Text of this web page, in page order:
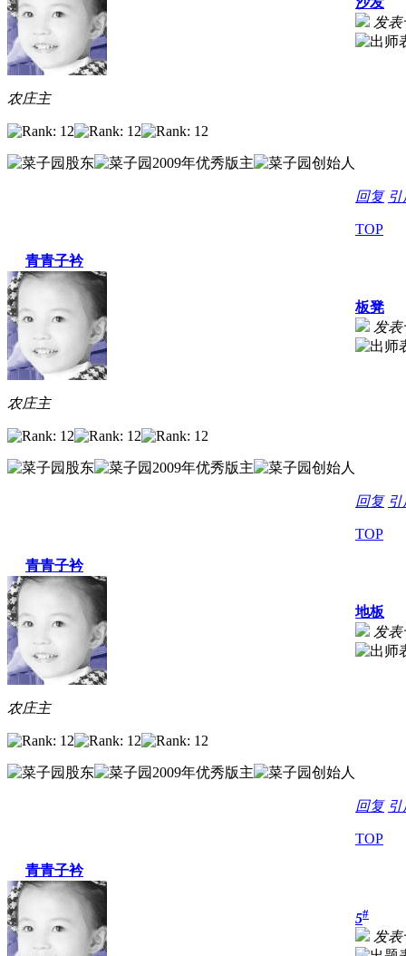
农庄主
发表
回复
TOP
青青子衿
农庄主
板凳
发表
回复
TOP
青青子衿
农庄主
地板
发表
回复
TOP
青青子衿
5#
发表